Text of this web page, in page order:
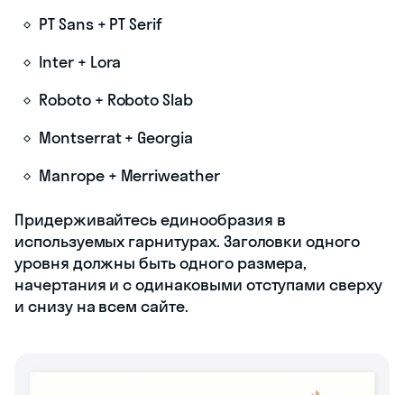
PT Sans + PT Serif
Inter + Lora
Roboto + Roboto Slab
Montserrat + Georgia
Manrope + Merriweather
Придерживайтесь единообразия в
используемых гарнитурах. Заголовки одного
уровня должны быть одного размера,
начертания и с одинаковыми отступами сверху
и снизу на всем сайте.